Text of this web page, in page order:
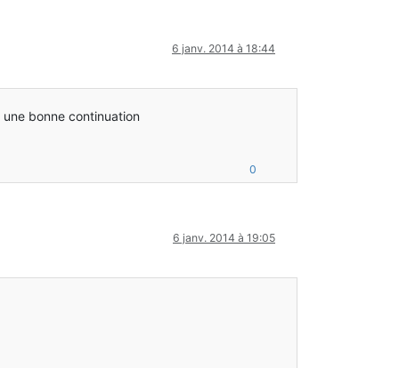
6 janv. 2014 à 18:44
bonne continuation
0
6 janv. 2014 à 19:05